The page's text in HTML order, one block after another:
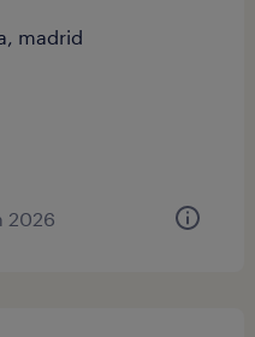
madrid
2026